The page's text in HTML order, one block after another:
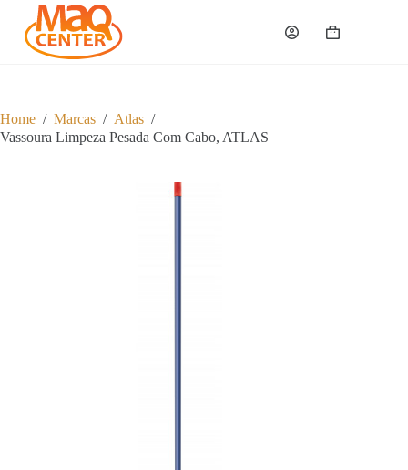
u
a
r
Carrinho
Home / Marcas / Atlas /
Vassoura Limpeza Pesada Com Cabo, ATLAS